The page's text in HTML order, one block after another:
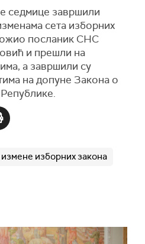
седмице завршили
сета изборних
посланик СНС
и прешли на
а завршили су
на допуне Закона о
измене изборних закона